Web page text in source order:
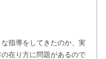
指導をしてきたのか、実
在り方に問題があるので